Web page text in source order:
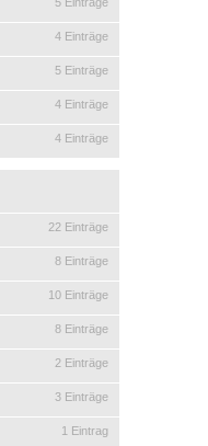
4 Einträge
5 Einträge
4 Einträge
4 Einträge
22 Einträge
8 Einträge
10 Einträge
8 Einträge
2 Einträge
3 Einträge
1 Eintrag